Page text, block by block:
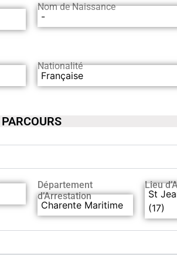
Nom de Naissance
-
Nationalité
Française
PARCOURS
Département
d’Arrestation
Charente Maritime
Lieu
St
(17)